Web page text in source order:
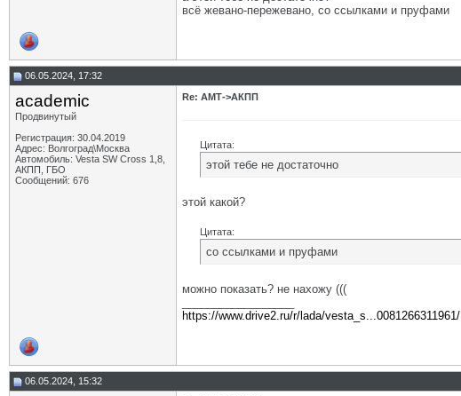
15.05.2024,13:09
всё жевано-пережевано, со ссылками и пруфами
06.05.2024, 17:32
academic
Продвинутый
Регистрация: 30.04.2019
Адрес: Волгоград\Москва
Автомобиль: Vesta SW Cross 1,8,
АКПП, ГБО
Сообщений: 676
Re: АМТ->АКПП
Цитата:
этой тебе не достаточно
этой какой?
Цитата:
со ссылками и пруфами
можно показать? не нахожу (((
https://www.drive2.ru/r/lada/vesta_s...0081266311961/
06.05.2024, 15:32